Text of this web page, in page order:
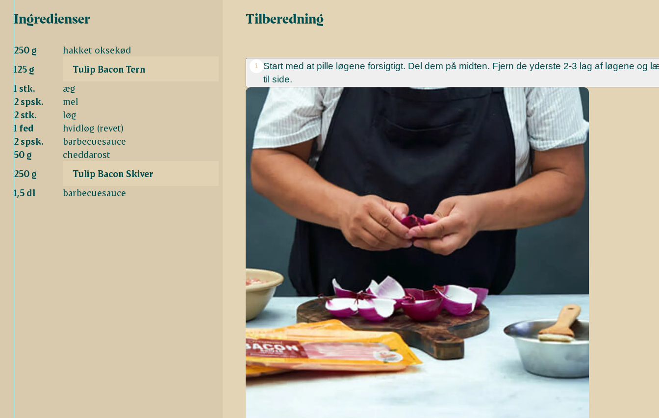
Ingredienser
250 g
hakket oksekød
125 g
Tulip Bacon Tern
1 stk.
æg
2 spsk.
mel
2 stk.
løg
1 fed
hvidløg (revet)
2 spsk.
barbecuesauce
50 g
cheddarost
250 g
Tulip Bacon Skiver
1,5 dl
barbecuesauce
Tilberedning
1
Start med at pille løgene forsigtigt. Del dem på midten. Fjern de yderste 2-3 lag af løgene og
til side.